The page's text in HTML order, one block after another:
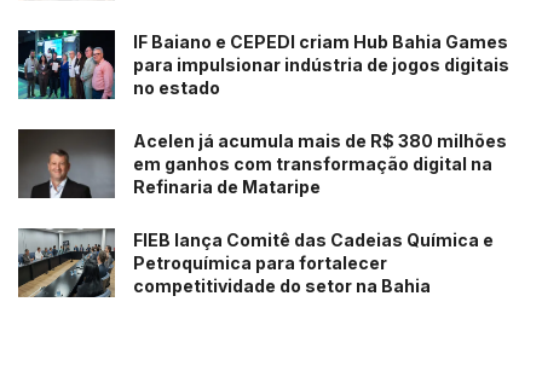
IF Baiano e CEPEDI criam Hub Bahia Games
para impulsionar indústria de jogos digitais
no estado
Acelen já acumula mais de R$ 380 milhões
em ganhos com transformação digital na
Refinaria de Mataripe
FIEB lança Comitê das Cadeias Química e
Petroquímica para fortalecer
competitividade do setor na Bahia